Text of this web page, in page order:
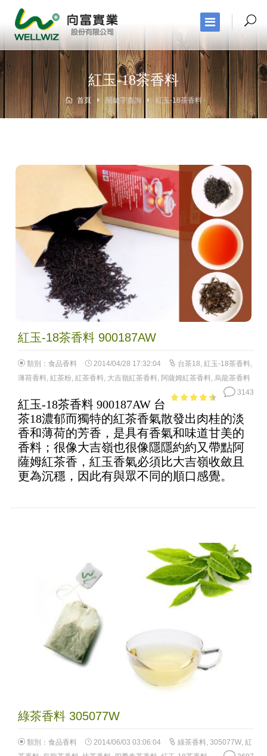
紅玉-18茶香料
首頁 關鍵字查詢 紅玉-18茶香料
紅玉-18茶香料 900187AW
類別： 食品香料 2014/04/28 17:32:04 台茶18, 紅玉-18茶香料,
薄荷香料, 紅茶粉, 紅茶香料, 大吉嶺紅茶香料, 阿薩姆紅茶香料, 烏龍茶香料
3143
of 5
紅玉-18茶香料 900187AW 台
茶18濃郁而獨特的紅茶香氣散發出肉桂的淡
香和薄荷的芳香，是具有香氣和味道甘美的
香料；很像大吉嶺也很像隱隱約約又帶點阿
薩姆紅茶香，紅玉香氣必須比大吉嶺收斂且
更為沉穩，因此有與眾不同的順口感覺。
綠茶香料 305077W
類別： 食品香料 2014/06/03 03:06:04 綠茶香料, 305077W, 紅